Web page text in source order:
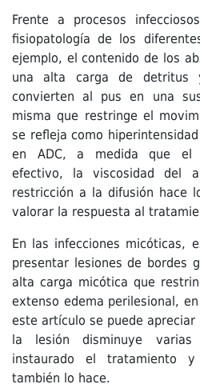
Frente a procesos
fisiopatología de los
ejemplo, el contenido de los
una alta carga de detritus
convierten al pus en una
misma que restringe el
se refleja como
en ADC, a medida que el
efectivo, la viscosidad del
restricción a la difusión hace
valorar la respuesta al
En las infecciones micóticas,
presentar lesiones de bordes
alta carga micótica que
extenso edema perilesional,
este artículo se puede
la lesión disminuye varias
instaurado el tratamiento
también lo hace.